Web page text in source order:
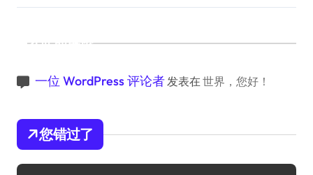
近期评论
一位 WordPress 评论者发表在 世界，您好！
您错过了